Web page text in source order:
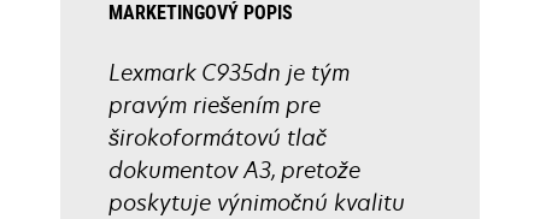
MARKETINGOVÝ POPIS
Lexmark C935dn je tým
pravým riešením pre
širokoformátovú tlač
dokumentov A3, pretože
poskytuje výnimočnú kvalitu